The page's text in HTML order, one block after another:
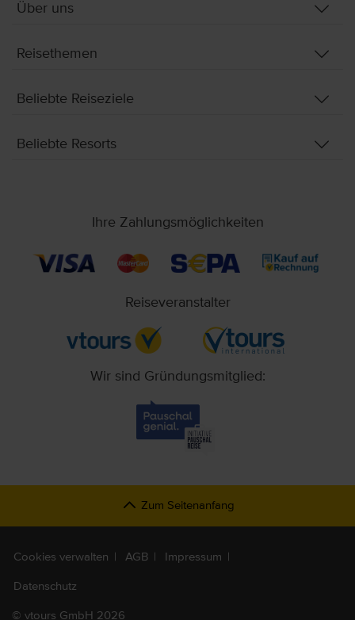
Über uns
Reisethemen
Beliebte Reiseziele
Beliebte Resorts
Ihre Zahlungsmöglichkeiten
Reiseveranstalter
Wir sind Gründungsmitglied:
Zum Seitenanfang
Cookies verwalten AGB Impressum
Datenschutz
© vtours GmbH 2026